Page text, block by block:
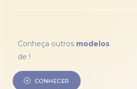
Conheça outros modelos
de !
CONHECER